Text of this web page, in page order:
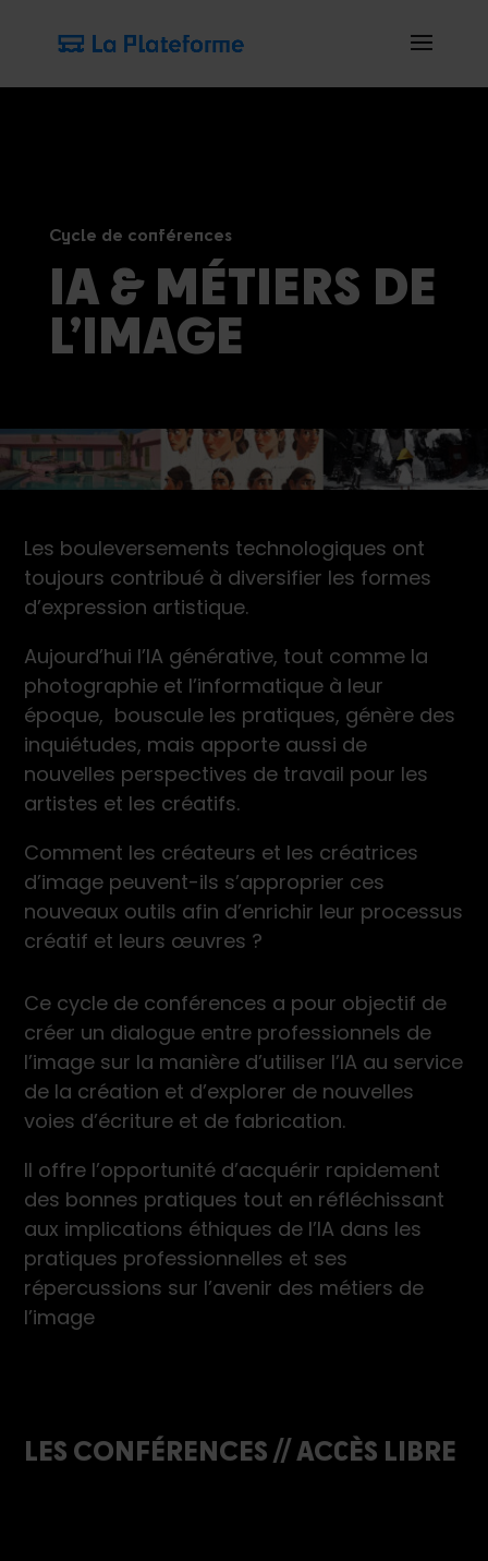
Cycle de conférences
IA & MÉTIERS DE
L’IMAGE
Les bouleversements technologiques ont
toujours contribué à diversifier les formes
d’expression artistique.
Aujourd’hui l’IA générative, tout comme la
photographie et l’informatique à leur
époque, bouscule les pratiques, génère des
inquiétudes, mais apporte aussi de
nouvelles perspectives de travail pour les
artistes et les créatifs.
Comment les créateurs et les créatrices
d’image peuvent-ils s’approprier ces
nouveaux outils afin d’enrichir leur processus
créatif et leurs œuvres ?
Ce cycle de conférences a pour objectif de
créer un dialogue entre professionnels de
l’image sur la manière d’utiliser l’IA au service
de la création et d’explorer de nouvelles
voies d’écriture et de fabrication.
Il offre l’opportunité d’acquérir rapidement
des bonnes pratiques tout en réfléchissant
aux implications éthiques de l’IA dans les
pratiques professionnelles et ses
répercussions sur l’avenir des métiers de
l’image
LES CONFÉRENCES // ACCÈS LIBRE